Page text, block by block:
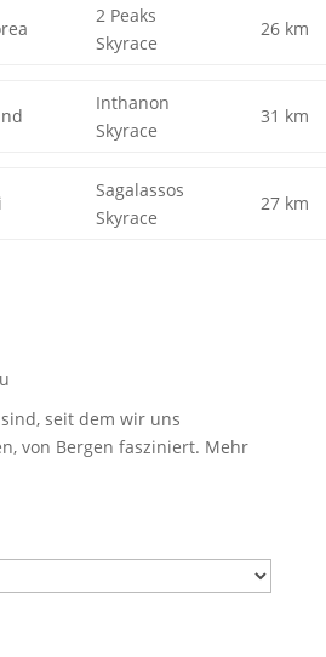
2 Peaks
Skyrace
26 km
Inthanon
Skyrace
31 km
Sagalassos
Skyrace
27 km
seit dem wir uns
von Bergen fasziniert. Mehr